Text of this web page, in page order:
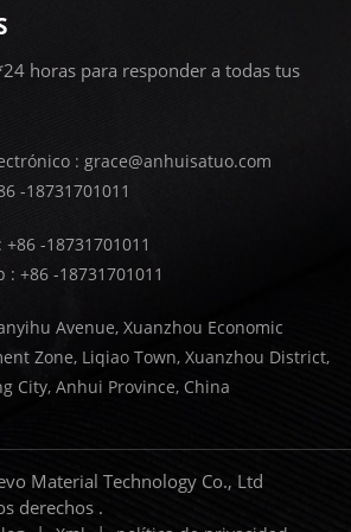
y capacidades de absorción
de las soluciones
en este extraordinario
la diferencia que puede
horas para responder a todas tus
: grace@anhuisatuo.com
-18731701011
-18731701011
: +86 -18731701011
Avenue, Xuanzhou Economic
Zone, Liqiao Town, Xuanzhou District,
City, Anhui Province, China
Material Technology Co., Ltd
derechos .